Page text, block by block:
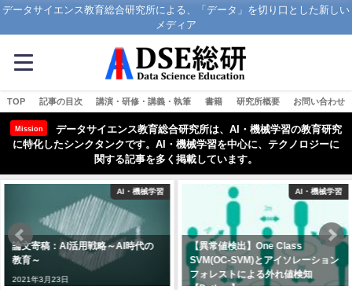
データサイエンス教育総合研究所による、「データ」を切り口とした新しい
メディア
TOP 記事の目次 講演・研修・講義・執筆 書籍 研究所概要 お問い合わせ
Mission
データサイエンス教育総合研究所は、AI・機械学習の教育研究
に特化したシンクタンクです。AI・機械学習を中心に、テクノロジーに
関する記事を多く掲載しています。
AI・機械学習
【異常値検出】One Class
SVM(OC-SVM)とアイソレーション
フォレストによる外れ値検知
AI・機械学習
【Python】ワインの品質予測で学
ぶAI・機械学習の仕組み【ランダ
ムフォレスト】